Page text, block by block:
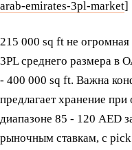
arab-emirates-3pl-market]
215 000 sq ft не
3PL среднего размера в
- 400 000 sq ft. Важна
предлагает хранение
диапазоне 85 - 120 AED
рыночным ставкам, с pick